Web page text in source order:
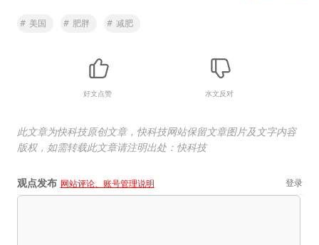
# 美国 # 肥胖 # 减肥
好文点赞 水文反对
此文章为快科技原创文章，快科技网站保留文章图片及文字内容
版权，如需转载此文章请注明出处：快科技
观点发布 网站评论、账号管理说明 登录